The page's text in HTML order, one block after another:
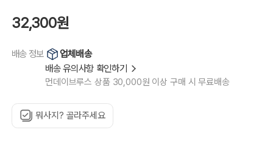
32,300원
배송 정보
업체배송
배송 유의사항 확인하기
먼데이브루스 상품 30,000원 이상 구매 시 무료배송
뭐사지? 골라주세요